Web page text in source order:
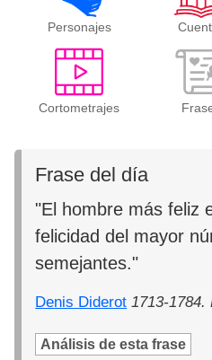
Personajes
Cortometrajes
Frase del día
"El hombre más feliz
felicidad del mayor
semejantes."
Denis Diderot 1713-
Análisis de esta frase